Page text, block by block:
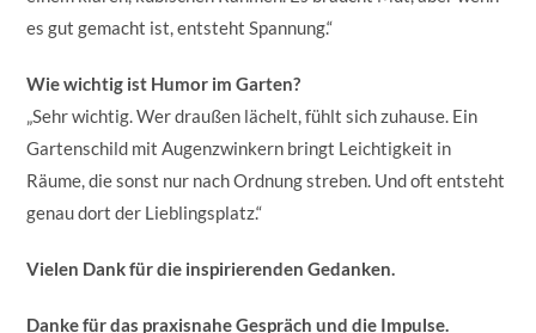
es gut gemacht ist, entsteht Spannung.“
Wie wichtig ist Humor im Garten?
„Sehr wichtig. Wer draußen lächelt, fühlt sich zuhause. Ein
Gartenschild mit Augenzwinkern bringt Leichtigkeit in
Räume, die sonst nur nach Ordnung streben. Und oft entsteht
genau dort der Lieblingsplatz.“
Vielen Dank für die inspirierenden Gedanken.
Danke für das praxisnahe Gespräch und die Impulse.